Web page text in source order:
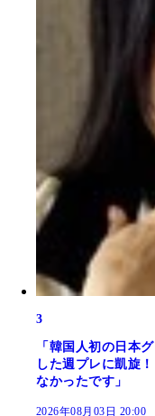
3
「韓国人初の日本
した週プレに凱旋
なかったです」
2026年08月03日 20:00